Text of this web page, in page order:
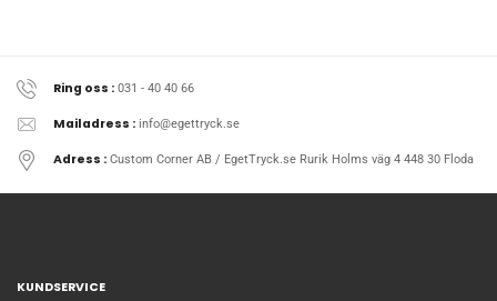
Ring oss : 031 - 40 40 66
Mailadress : info@egettryck.se
Adress : Custom Corner AB / EgetTryck.se Rurik Holms väg 4 448 30 Floda
KUNDSERVICE